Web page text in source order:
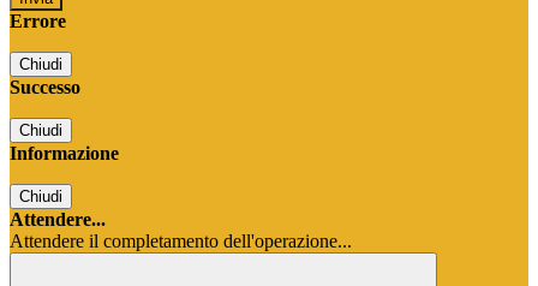
Errore
Chiudi
Successo
Chiudi
Informazione
Chiudi
Attendere...
Attendere il completamento dell'operazione...